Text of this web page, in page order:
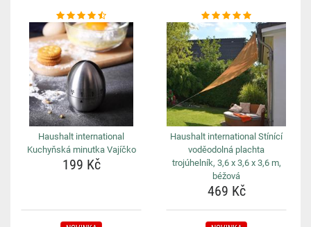
Haushalt international
Kuchyňská minutka Vajíčko
199 Kč
Haushalt international Stínící
voděodolná plachta
trojúhelník, 3,6 x 3,6 x 3,6 m,
béžová
469 Kč